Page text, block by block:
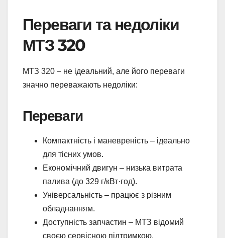
Переваги та недоліки
МТЗ 320
МТЗ 320 – не ідеальний, але його переваги
значно переважають недоліки:
Переваги
Компактність і маневреність – ідеально
для тісних умов.
Економічний двигун – низька витрата
палива (до 329 г/кВт·год).
Універсальність – працює з різним
обладнанням.
Доступність запчастин – МТЗ відомий
своєю сервісною підтримкою.